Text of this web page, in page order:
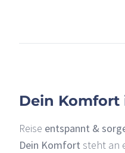
Dein Komfort
Reise entspannt &
Dein Komfort steht an